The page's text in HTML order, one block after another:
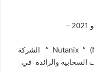
أعلنت شركة نوتانكس (ناسداك: NTNX) ” Nutanix ” الشركة
السحابية والرائدة في